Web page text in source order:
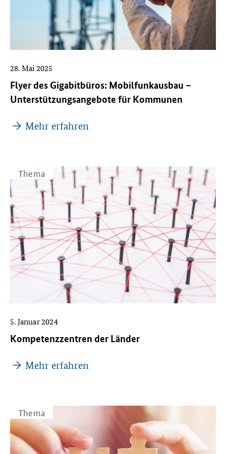
Flyer des Gigabitbüros: Mobilfunkausbau –
Unterstützungsangebote für Kommunen
28. Mai 2025
Mehr erfahren
Thema
Kompetenzzentren der Länder
5. Januar 2024
Mehr erfahren
Thema